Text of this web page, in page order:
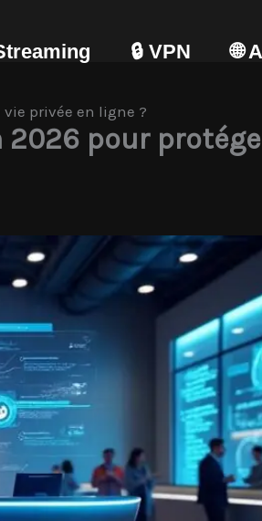
🔒 VPN 🌐
privée en ligne ?
pour